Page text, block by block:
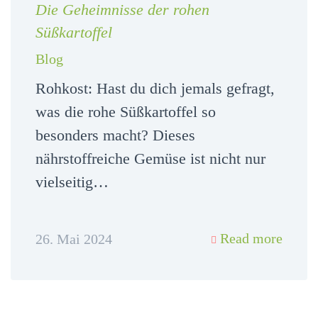
Die Geheimnisse der rohen
Süßkartoffel
Blog
Rohkost: Hast du dich jemals gefragt,
was die rohe Süßkartoffel so
besonders macht? Dieses
nährstoffreiche Gemüse ist nicht nur
vielseitig…
26. Mai 2024 Read more